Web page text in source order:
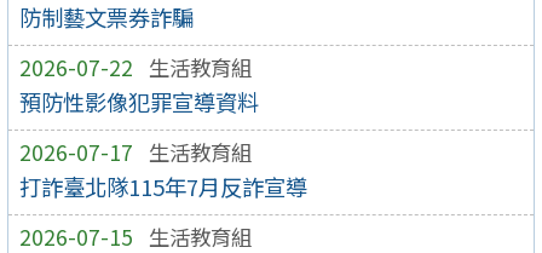
防制藝文票券詐騙
2026-07-22 生活教育組
預防性影像犯罪宣導資料
2026-07-17 生活教育組
打詐臺北隊115年7月反詐宣導
2026-07-15 生活教育組